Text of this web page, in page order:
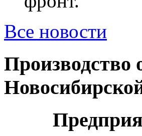
Все новости
Производство